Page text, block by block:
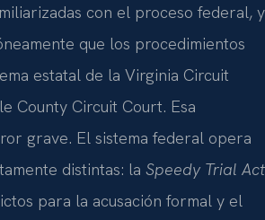
con el proceso federal, y
que los procedimientos
estatal de la Virginia Circuit
County Circuit Court. Esa
grave. El sistema federal opera
distintas: la Speedy Trial Act
para la acusación formal y el